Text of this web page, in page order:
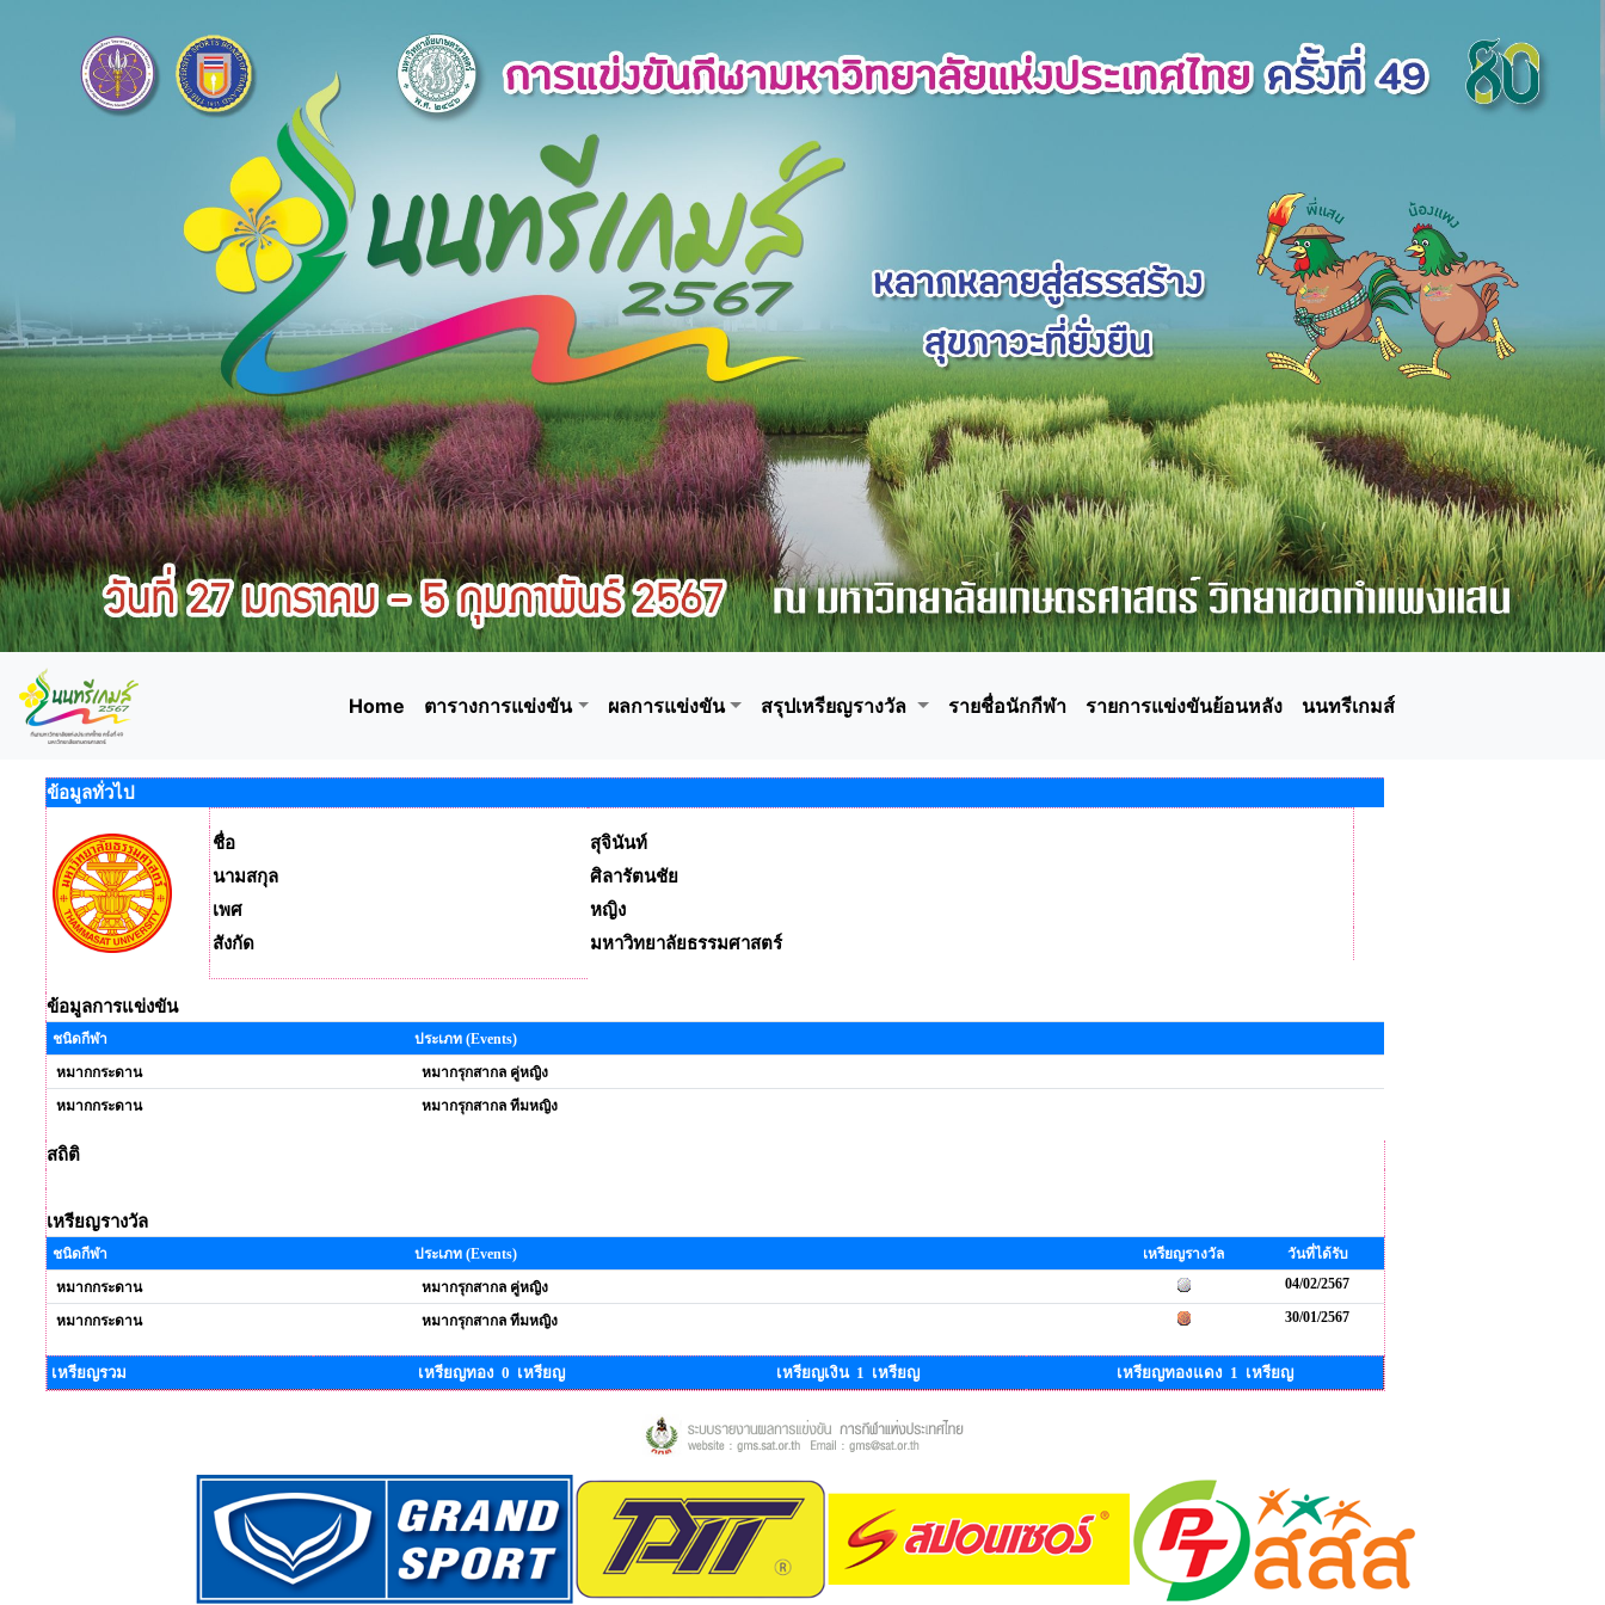
Home ตารางการแข่งขัน ผลการแข่งขัน สรุปเหรียญรางวัล รายชื่อนักกีฬา รายการแข่งขันย้อนหลัง นนทรีเกมส์
ข้อมูลทั่วไป
ชื่อ
สุจินันท์
นามสกุล
ศิลารัตนชัย
เพศ
หญิง
สังกัด
มหาวิทยาลัยธรรมศาสตร์
ข้อมูลการแข่งขัน
ชนิดกีฬา
ประเภท (Events)
หมากกระดาน
หมากรุกสากล คู่หญิง
หมากกระดาน
หมากรุกสากล ทีมหญิง
สถิติ
เหรียญรางวัล
ชนิดกีฬา ประเภท (Events) เหรียญรางวัล
วันที่ได้รับ
หมากกระดาน
หมากรุกสากล คู่หญิง 04/02/2567
หมากกระดาน หมากรุกสากล ทีมหญิง 30/01/2567
เหรียญรวม เหรียญทอง 0 เหรียญ เหรียญเงิน 1 เหรียญ เหรียญทองแดง 1 เหรียญ